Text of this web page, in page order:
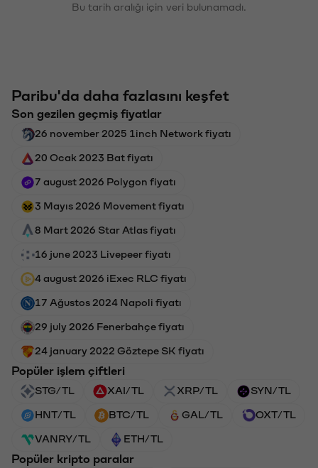
Bu tarih aralığı için veri bulunamadı.
Paribu'da daha fazlasını keşfet
Son gezilen geçmiş fiyatlar
26 november 2025 1inch Network fiyatı
20 Ocak 2023 Bat fiyatı
7 august 2026 Polygon fiyatı
3 Mayıs 2026 Movement fiyatı
8 Mart 2026 Star Atlas fiyatı
16 june 2023 Livepeer fiyatı
4 august 2026 iExec RLC fiyatı
17 Ağustos 2024 Napoli fiyatı
29 july 2026 Fenerbahçe fiyatı
24 january 2022 Göztepe SK fiyatı
Popüler işlem çiftleri
STG/TL XAI/TL XRP/TL SYN/TL
HNT/TL BTC/TL GAL/TL OXT/TL
VANRY/TL ETH/TL
Popüler kripto paralar